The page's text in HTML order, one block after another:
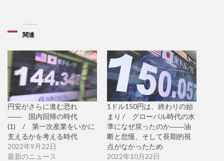
関連
円安がさらに進む恐れ
―― 国内回帰の時代
(1) / 第一次産業をいかに
支えるかを考える時代
2022年9月22日
最新のニュース
1ドル150円は、終わりの始
まり / グローバル時代の水
準になぜ戻ったのか――油
断と怠慢、そして長期的視
点がなかったため
2022年10月22日